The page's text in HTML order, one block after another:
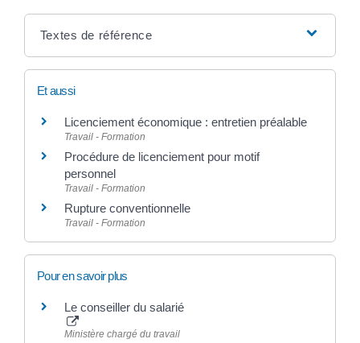
Textes de référence
Et aussi
Licenciement économique : entretien préalable
Travail - Formation
Procédure de licenciement pour motif
personnel
Travail - Formation
Rupture conventionnelle
Travail - Formation
Pour en savoir plus
Le conseiller du salarié
Ministère chargé du travail